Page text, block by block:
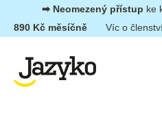
Přeskočit➡︎ Neomezený přístup ke
890 Kč měsíčně
Víc o